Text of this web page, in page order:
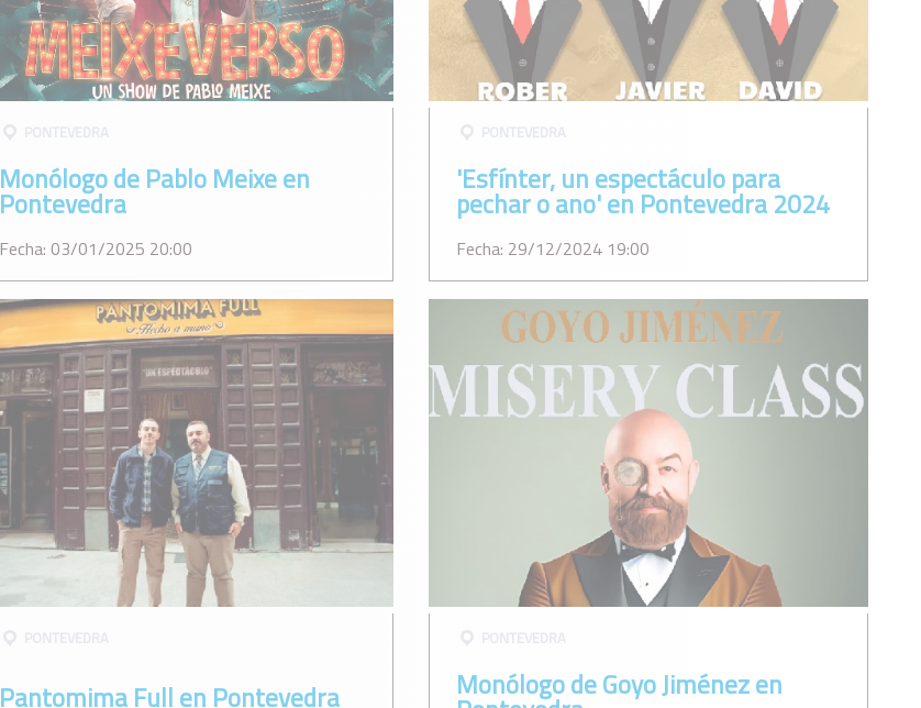
PONTEVEDRA
Monólogo de Pablo Meixe en
Pontevedra
Fecha: 03/01/2025 20:00
PONTEVEDRA
'Esfínter, un espectáculo para
pechar o ano' en Pontevedra 2024
Fecha: 29/12/2024 19:00
PONTEVEDRA
Pantomima Full en Pontevedra
PONTEVEDRA
Monólogo de Goyo Jiménez en